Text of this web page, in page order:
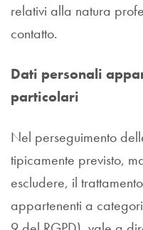
relativi alla natura
contatto.
Dati personali
particolari
Nel perseguimento
tipicamente previsto,
escludere, il
appartenenti a